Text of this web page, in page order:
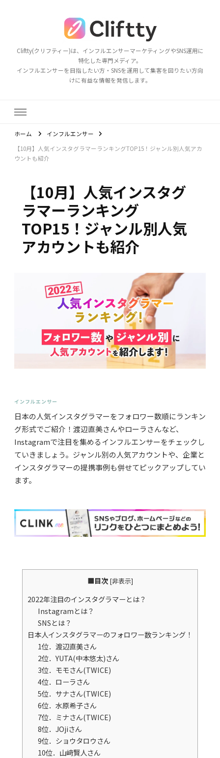
Cliftty(クリフティー)は、インフルエンサーマーケティングやSNS運用に
特化した専門メディア。
インフルエンサーを目指したい方・SNSを運用して集客を図りたい方向
けに有益な情報を発信します。
ホーム
インフルエンサー
【10月】人気インスタグラマーランキングTOP15！ジャンル別人気アカ
ウントも紹介
【10月】人気インスタグ
ラマーランキング
TOP15！ジャンル別人気
アカウントも紹介
インフルエンサー
日本の人気インスタグラマーをフォロワー数順にランキン
グ形式でご紹介！渡辺直美さんやローラさんなど、
Instagramで注目を集めるインフルエンサーをチェックし
ていきましょう。ジャンル別の人気アカウントや、企業と
インスタグラマーの提携事例も併せてピックアップしてい
ます。
■目次 [非表示]
2022年注目のインスタグラマーとは？
Instagramとは？
SNSとは？
日本人インスタグラマーのフォロワー数ランキング！
1位．渡辺直美さん
2位．YUTA(中本悠太)さん
3位．モモさん(TWICE)
4位．ローラさん
5位．サナさん(TWICE)
6位．水原希子さん
7位．ミナさん(TWICE)
8位．JOjiさん
9位．ショウタロウさん
10位．山﨑賢人さん